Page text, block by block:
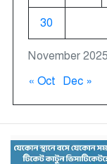
November 2025
30
« Oct Dec »